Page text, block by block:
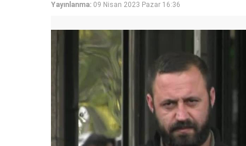
Yayınlanma: 09 Nisan 2023 Pazar 16:36